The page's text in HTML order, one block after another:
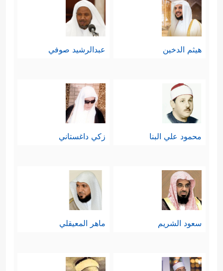
هيثم الدخين عبدالرشيد صوفي
محمود علي البنا زكي داغستاني
سعود الشريم ماهر المعيقلي